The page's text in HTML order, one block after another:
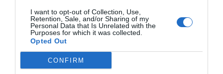
I want to opt-out of Collection, Use,
Retention, Sale, and/or Sharing of my
Personal Data that Is Unrelated with the
Purposes for which it was collected.
Opted Out
CONFIRM
RELACIONADES